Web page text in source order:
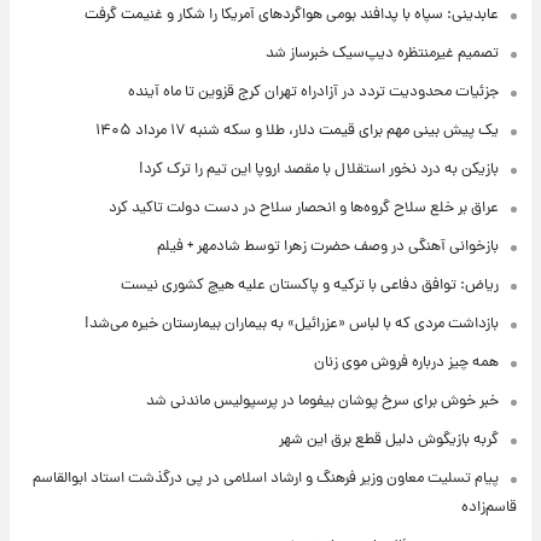
عابدینی: سپاه با پدافند بومی هواگردهای آمریکا را شکار و غنیمت گرفت
تصمیم غیرمنتظره دیپ‌سیک خبرساز شد
جزئیات محدودیت تردد در آزادراه تهران کرج قزوین تا ماه آینده
یک پیش ‌بینی مهم برای قیمت دلار، طلا و سکه شنبه ۱۷ مرداد ۱۴۰۵
بازیکن به درد نخور استقلال با مقصد اروپا این تیم را ترک کرد!
عراق بر خلع سلاح گروه‌ها و انحصار سلاح در دست دولت تاکید کرد
بازخوانی آهنگی در وصف حضرت زهرا توسط شادمهر + فیلم
ریاض: توافق دفاعی با ترکیه و پاکستان علیه هیچ کشوری نیست
بازداشت مردی که با لباس «عزرائیل» به بیماران بیمارستان خیره می‌شد!
همه چیز درباره فروش موی زنان
خبر خوش برای سرخ پوشان بیفوما در پرسپولیس ماندنی شد
گربه بازیگوش دلیل قطع برق این شهر
پیام تسلیت معاون وزیر فرهنگ و ارشاد اسلامی در پی درگذشت استاد ابوالقاسم
قاسم‌زاده